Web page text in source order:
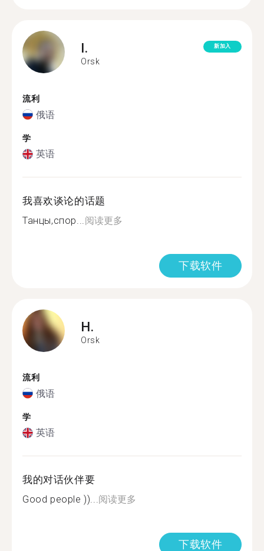
I.
Orsk
新加入
流利
俄语
学
英语
我喜欢谈论的话题
Танцы,спор...阅读更多
下载软件
H.
Orsk
流利
俄语
学
英语
我的对话伙伴要
Good people ))...阅读更多
下载软件